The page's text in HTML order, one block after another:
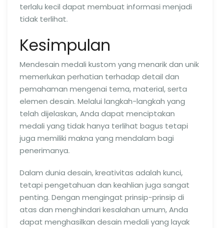
terlalu kecil dapat membuat informasi menjadi
tidak terlihat.
Kesimpulan
Mendesain medali kustom yang menarik dan unik
memerlukan perhatian terhadap detail dan
pemahaman mengenai tema, material, serta
elemen desain. Melalui langkah-langkah yang
telah dijelaskan, Anda dapat menciptakan
medali yang tidak hanya terlihat bagus tetapi
juga memiliki makna yang mendalam bagi
penerimanya.
Dalam dunia desain, kreativitas adalah kunci,
tetapi pengetahuan dan keahlian juga sangat
penting. Dengan mengingat prinsip-prinsip di
atas dan menghindari kesalahan umum, Anda
dapat menghasilkan desain medali yang layak